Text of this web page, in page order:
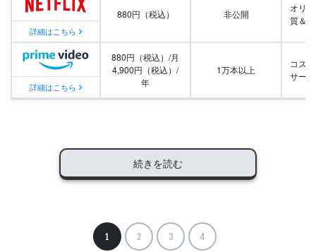
詳細はこちら
880円（税込） 非公開
オリ
質＆
詳細はこちら
880円（税込）/月
4,900円（税込）/
年
1万本以上
コス
サー
続きを読む
1 2 3 4